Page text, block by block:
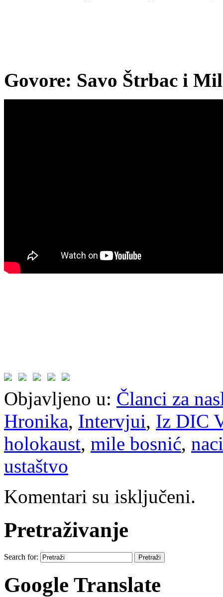
Govore: Savo Štrbac i
Objavljeno u: Članci za
Hronika, Intervjui, Iz DIC
holokaust, mile bosnić,
ustaštvo
Komentari su isključeni.
Pretraživanje
Search for:
Google Translate